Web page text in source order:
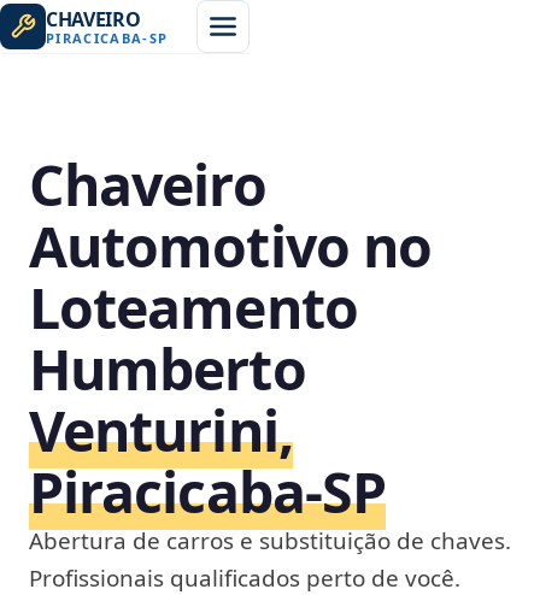
CHAVEIRO
PIRACICABA-SP
Chaveiro
Automotivo no
Loteamento
Humberto
Venturini,
Piracicaba‑SP
Abertura de carros e substituição de chaves.
Profissionais qualificados perto de você.